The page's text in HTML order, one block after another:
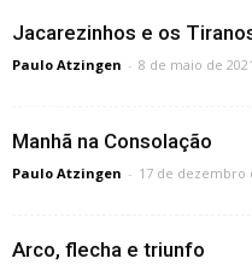
Jacarezinhos e os
Paulo Atzingen - 8 de maio de 2021
Manhã na Consolação
Paulo Atzingen - 17 de dezembro
Arco, flecha e triunfo